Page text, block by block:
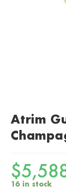
Atrim
$
16 in stock